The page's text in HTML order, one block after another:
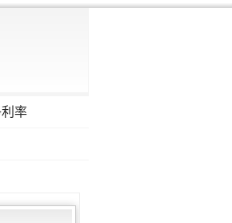
率